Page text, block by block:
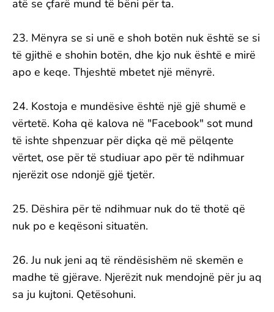
atë se çfarë mund të bëni për ta.
23. Mënyra se si unë e shoh botën nuk është se si
të gjithë e shohin botën, dhe kjo nuk është e mirë
apo e keqe. Thjeshtë mbetet një mënyrë.
24. Kostoja e mundësive është një gjë shumë e
vërtetë. Koha që kalova në "Facebook" sot mund
të ishte shpenzuar për diçka që më pëlqente
vërtet, ose për të studiuar apo për të ndihmuar
njerëzit ose ndonjë gjë tjetër.
25. Dëshira për të ndihmuar nuk do të thotë që
nuk po e keqësoni situatën.
26. Ju nuk jeni aq të rëndësishëm në skemën e
madhe të gjërave. Njerëzit nuk mendojnë për ju aq
sa ju kujtoni. Qetësohuni.